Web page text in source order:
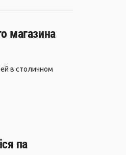
магазина
в столичном
па